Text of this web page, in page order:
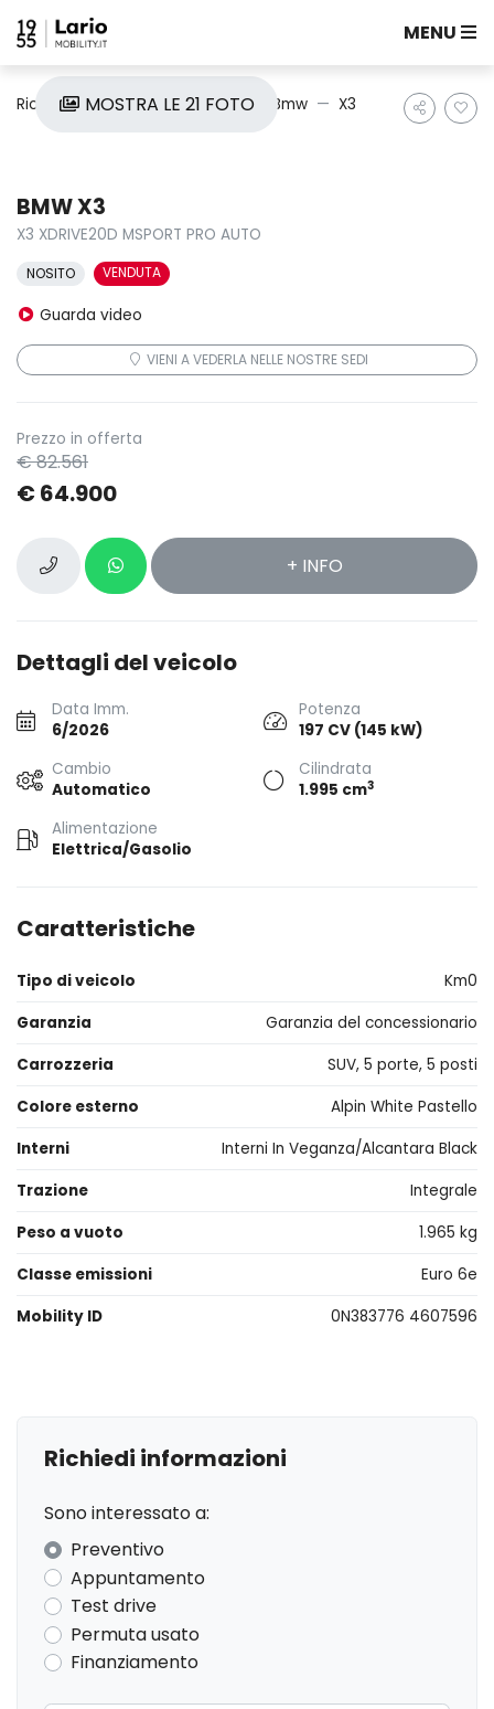
MENU
Ricerca auto Nuove e Km0 Bmw X3
MOSTRA LE 21 FOTO
BMW X3
X3 XDRIVE20D MSPORT PRO AUTO
NOSITO VENDUTA
Guarda video
VIENI A VEDERLA NELLE NOSTRE SEDI
Prezzo in offerta
€ 82.561
€ 64.900
+ INFO
Dettagli del veicolo
Data Imm.
6/2026
Potenza
197 CV (145 kW)
Cambio
Automatico
Cilindrata
1.995 cm3
Alimentazione
Elettrica/Gasolio
Caratteristiche
Tipo di veicolo
Km0
Garanzia
Garanzia del concessionario
Carrozzeria
SUV, 5 porte, 5 posti
Colore esterno
Alpin White Pastello
Interni
Interni In Veganza/Alcantara Black
Trazione
Integrale
Peso a vuoto
1.965 kg
Classe emissioni
Euro 6e
Mobility ID
0N383776 4607596
Richiedi informazioni
Sono interessato a:
Preventivo
Appuntamento
Test drive
Permuta usato
Finanziamento